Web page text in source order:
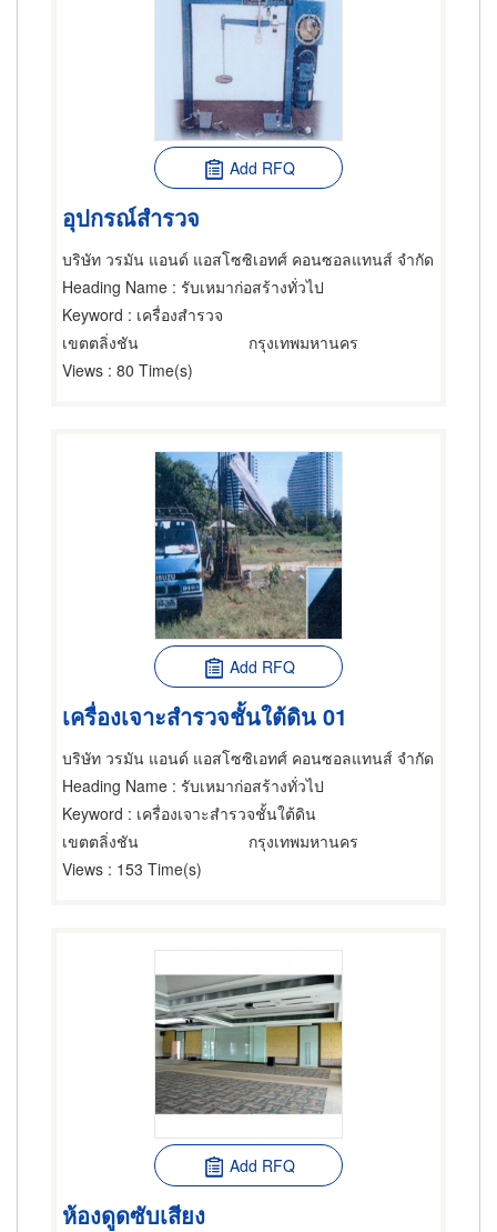
Add RFQ
อุปกรณ์สำรวจ
บริษัท วรมัน แอนด์ แอสโซซิเอทศ์ คอนซอลแทนส์ จำกัด
Heading Name : รับเหมาก่อสร้างทั่วไป
Keyword : เครื่องสำรวจ
เขตตลิ่งชัน
กรุงเทพมหานคร
Views : 80 Time(s)
Add RFQ
เครื่องเจาะสำรวจชั้นใต้ดิน 01
บริษัท วรมัน แอนด์ แอสโซซิเอทศ์ คอนซอลแทนส์ จำกัด
Heading Name : รับเหมาก่อสร้างทั่วไป
Keyword : เครื่องเจาะสำรวจชั้นใต้ดิน
เขตตลิ่งชัน
กรุงเทพมหานคร
Views : 153 Time(s)
Add RFQ
ห้องดูดซับเสียง